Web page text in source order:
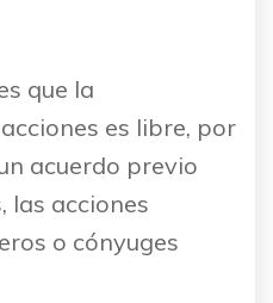
que la
es libre, por
acuerdo previo
las acciones
o cónyuges